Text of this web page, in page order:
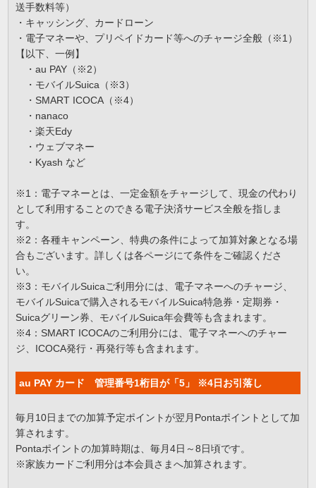
送手数料等）
・キャッシング、カードローン
・電子マネーや、プリペイドカード等へのチャージ全般（※1）
【以下、一例】
・au PAY（※2）
・モバイルSuica（※3）
・SMART ICOCA（※4）
・nanaco
・楽天Edy
・ウェブマネー
・Kyash など
※1：電子マネーとは、一定金額をチャージして、現金の代わり
として利用することのできる電子決済サービス全般を指しま
す。
※2：各種キャンペーン、特典の条件によって加算対象となる場
合もございます。詳しくは各ページにて条件をご確認くださ
い。
※3：モバイルSuicaご利用分には、電子マネーへのチャージ、
モバイルSuicaで購入されるモバイルSuica特急券・定期券・
Suicaグリーン券、モバイルSuica年会費等も含まれます。
※4：SMART ICOCAのご利用分には、電子マネーへのチャー
ジ、ICOCA発行・再発行等も含まれます。
au PAY カード 管理番号1桁目が「5」 ※4日お引落し
毎月10日までの加算予定ポイントが翌月Pontaポイントとして加
算されます。
Pontaポイントの加算時期は、毎月4日～8日頃です。
※家族カードご利用分は本会員さまへ加算されます。